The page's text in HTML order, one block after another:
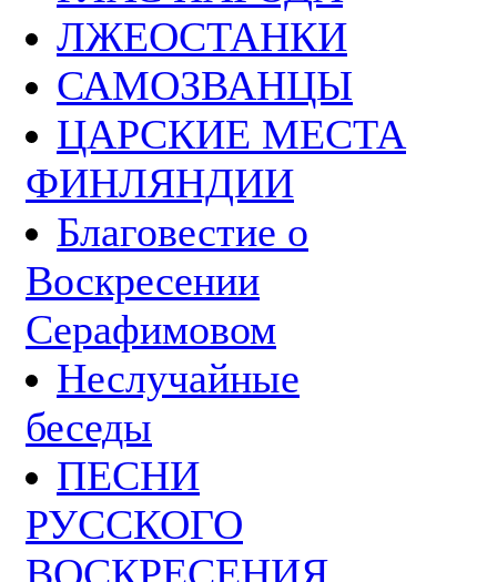
ЛЖЕОСТАНКИ
САМОЗВАНЦЫ
ЦАРСКИЕ МЕСТА
ФИНЛЯНДИИ
Благовестие о
Воскресении
Серафимовом
Неслучайные
беседы
ПЕСНИ
РУССКОГО